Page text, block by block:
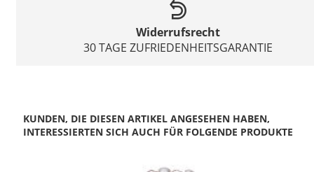
Widerrufsrecht
30 TAGE ZUFRIEDENHEITSGARANTIE
KUNDEN, DIE DIESEN ARTIKEL ANGESEHEN HABEN,
INTERESSIERTEN SICH AUCH FÜR FOLGENDE PRODUKTE